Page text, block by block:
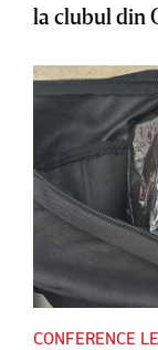
la clubul din
CONFERENCE